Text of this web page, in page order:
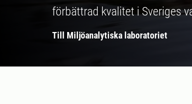
förbättrad kvalitet i Sveriges
Till Miljöanalytiska laboratoriet